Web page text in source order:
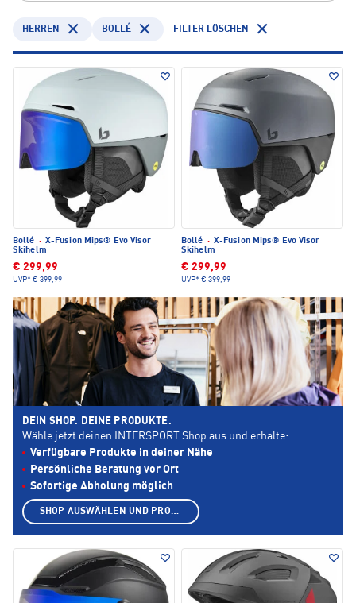
HERREN BOLLÉ FILTER LÖSCHEN
Bollé · X-Fusion Mips® Evo Visor
Skihelm
€ 299,99
UVP* € 399,99
Bollé · X-Fusion Mips® Evo Visor
Skihelm
€ 299,99
UVP* € 399,99
DEIN SHOP. DEINE PRODUKTE.
Wähle jetzt deinen INTERSPORT Shop aus und erhalte:
Verfügbare Produkte in deiner Nähe
Persönliche Beratung vor Ort
Sofortige Abholung möglich
SHOP AUSWÄHLEN UND PRODUKTE ANZEIGEN